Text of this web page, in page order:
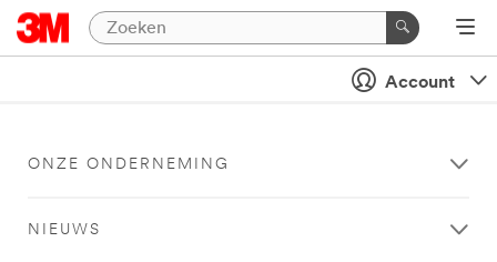
Account
ONZE ONDERNEMING
NIEUWS